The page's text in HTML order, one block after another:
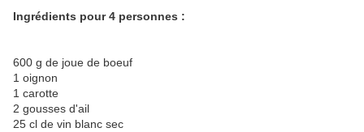
Ingrédients pour 4 personnes :
600 g de joue de boeuf
1 oignon
1 carotte
2 gousses d'ail
25 cl de vin blanc sec